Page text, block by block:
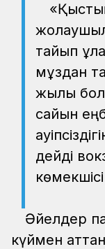
тайып
мұздан
жылы
сайын
дейді
Әйелдер
күймен